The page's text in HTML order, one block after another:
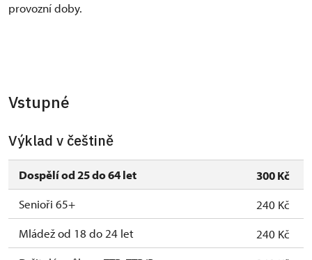
provozní doby.
Vstupné
Výklad v češtině
Dospělí od 25 do 64 let
300 Kč
Senioři 65+
240 Kč
Mládež od 18 do 24 let
240 Kč